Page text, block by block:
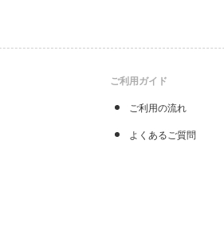
ご利用ガイド
ご利用の流れ
よくあるご質問